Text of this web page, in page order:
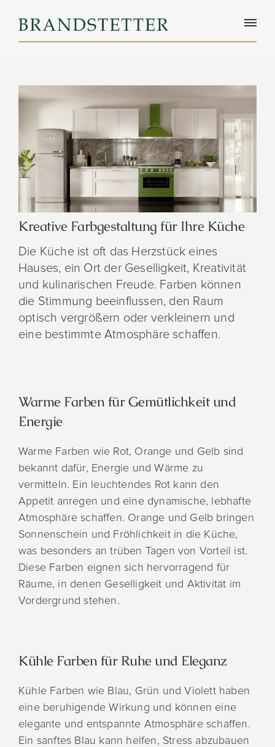
Kreative Farbgestaltung für Ihre Küche
Die Küche ist oft das Herzstück eines
Hauses, ein Ort der Geselligkeit, Kreativität
und kulinarischen Freude. Farben können
die Stimmung beeinflussen, den Raum
optisch vergrößern oder verkleinern und
eine bestimmte Atmosphäre schaffen.
Warme Farben für Gemütlichkeit und
Energie
Warme Farben wie Rot, Orange und Gelb sind
bekannt dafür, Energie und Wärme zu
vermitteln. Ein leuchtendes Rot kann den
Appetit anregen und eine dynamische, lebhafte
Atmosphäre schaffen. Orange und Gelb bringen
Sonnenschein und Fröhlichkeit in die Küche,
was besonders an trüben Tagen von Vorteil ist.
Diese Farben eignen sich hervorragend für
Räume, in denen Geselligkeit und Aktivität im
Vordergrund stehen.
Kühle Farben für Ruhe und Eleganz
Kühle Farben wie Blau, Grün und Violett haben
eine beruhigende Wirkung und können eine
elegante und entspannte Atmosphäre schaffen.
Ein sanftes Blau kann helfen, Stress abzubauen